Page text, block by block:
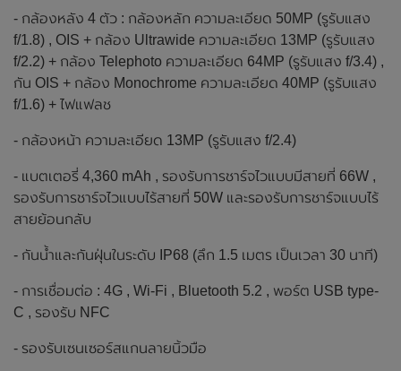
- กล้องหลัง 4 ตัว : กล้องหลัก ความละเอียด 50MP (รูรับแสง
f/1.8) , OIS + กล้อง Ultrawide ความละเอียด 13MP (รูรับแสง
f/2.2) + กล้อง Telephoto ความละเอียด 64MP (รูรับแสง f/3.4) ,
กัน OIS + กล้อง Monochrome ความละเอียด 40MP (รูรับแสง
f/1.6) + ไฟแฟลช
- กล้องหน้า ความละเอียด 13MP (รูรับแสง f/2.4)
- แบตเตอรี่ 4,360 mAh , รองรับการชาร์จไวแบบมีสายที่ 66W ,
รองรับการชาร์จไวแบบไร้สายที่ 50W และรองรับการชาร์จแบบไร้
สายย้อนกลับ
- กันน้ำและกันฝุ่นในระดับ IP68 (ลึก 1.5 เมตร เป็นเวลา 30 นาที)
- การเชื่อมต่อ : 4G , Wi-Fi , Bluetooth 5.2 , พอร์ต USB type-
C , รองรับ NFC
- รองรับเซนเซอร์สแกนลายนิ้วมือ